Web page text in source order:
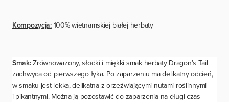
Kompozycja: 100% wietnamskiej białej herbaty
Smak:Zrównoważony, słodki i miękki smak herbaty Dragon’s Tail
zachwyca od pierwszego łyka. Po zaparzeniu ma delikatny odcień,
w smaku jest lekka, delikatna z orzeźwiającymi nutami roślinnymi
i pikantnymi. Można ją pozostawić do zaparzenia na długi czas